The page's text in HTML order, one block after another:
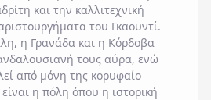
και την καλλιτεχνική
του Γκαουντί.
, η Γρανάδα και η Κόρδοβα
τους αύρα, ενώ
από μόνη της κορυφαίο
η πόλη όπου η ιστορική